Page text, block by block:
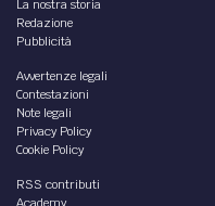
La nostra storia
Redazione
Pubblicità
Avvertenze legali
Contestazioni
Note legali
Privacy Policy
Cookie Policy
RSS contributi
Academy